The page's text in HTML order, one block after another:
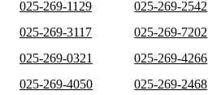
025-269-1129 025-269-2542
025-269-3117
025-269-7202
025-269-0321
025-269-4266
025-269-4050
025-269-2468